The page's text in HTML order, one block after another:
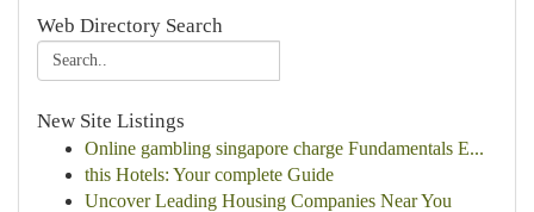
Web Directory Search
New Site Listings
Online gambling singapore charge Fundamentals E...
this Hotels: Your complete Guide
Uncover Leading Housing Companies Near You